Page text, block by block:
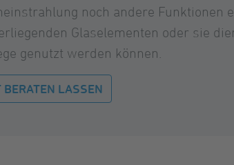
noch andere Funktionen
Glaselementen oder sie
genutzt werden können.
BERATEN LASSEN